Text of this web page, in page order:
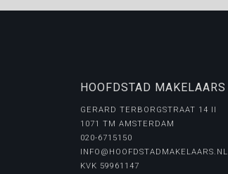
HOOFDSTAD MAKELAARS
GERARD TERBORGSTRAAT 14 II
1071 TM AMSTERDAM
020-6715150
INFO@HOOFDSTADMAKELAARS.NL
KVK 59961147